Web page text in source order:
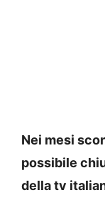
Nei mesi
possibile
della tv